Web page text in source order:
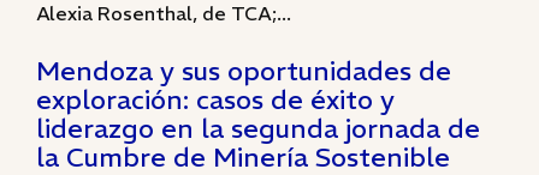
Alexia Rosenthal, de TCA;...
Mendoza y sus oportunidades de
exploración: casos de éxito y
liderazgo en la segunda jornada de
la Cumbre de Minería Sostenible